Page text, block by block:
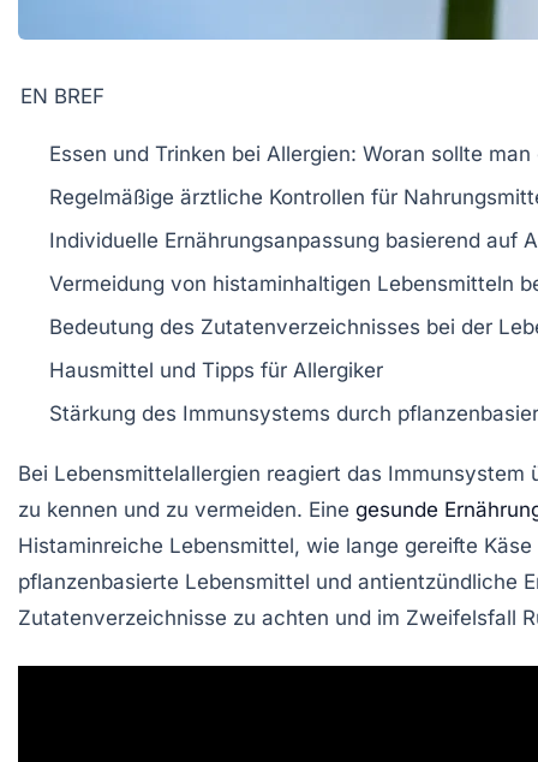
EN BREF
Essen und Trinken bei Allergien: Woran sollte man
Regelmäßige ärztliche Kontrollen für
Individuelle Ernährungsanpassung basierend auf
Vermeidung von histaminhaltigen Lebensmitteln
Bedeutung des Zutatenverzeichnisses bei der
Hausmittel und Tipps für Allergiker
Stärkung des Immunsystems durch
Bei Lebensmittelallergien reagiert das Immunsystem
zu kennen und zu vermeiden. Eine gesunde
Histaminreiche Lebensmittel, wie lange gereifte
pflanzenbasierte Lebensmittel und antientzündliche
Zutatenverzeichnisse zu achten und im Zweifelsfall